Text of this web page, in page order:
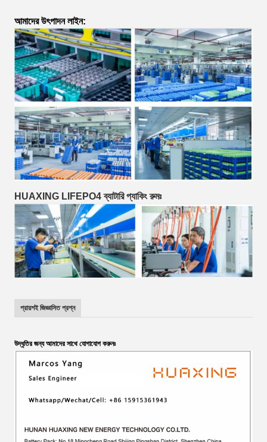
আমাদের উৎপাদন লাইন:
HUAXING LIFEPO4 ব্যাটারি প্যাকিং রুমঃ
প্রায়শই জিজ্ঞাসিত প্রশ্ন
উদ্ধৃতির জন্য আমাদের সাথে যোগাযোগ করুনঃ